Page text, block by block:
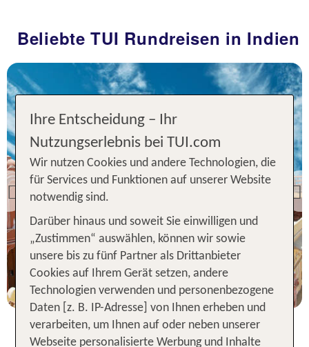
Beliebte TUI Rundreisen in Indien
Previous
p.P. ab 1417 €
Ihre Entscheidung – Ihr
Nutzungserlebnis bei TUI.com
Wir nutzen Cookies und andere Technologien, die
für Services und Funktionen auf unserer Website
notwendig sind.
Darüber hinaus und soweit Sie einwilligen und
„Zustimmen“ auswählen, können wir sowie
unsere bis zu fünf Partner als Drittanbieter
Cookies auf Ihrem Gerät setzen, andere
Technologien verwenden und personenbezogene
Daten [z. B. IP-Adresse] von Ihnen erheben und
verarbeiten, um Ihnen auf oder neben unserer
Webseite personalisierte Werbung und Inhalte